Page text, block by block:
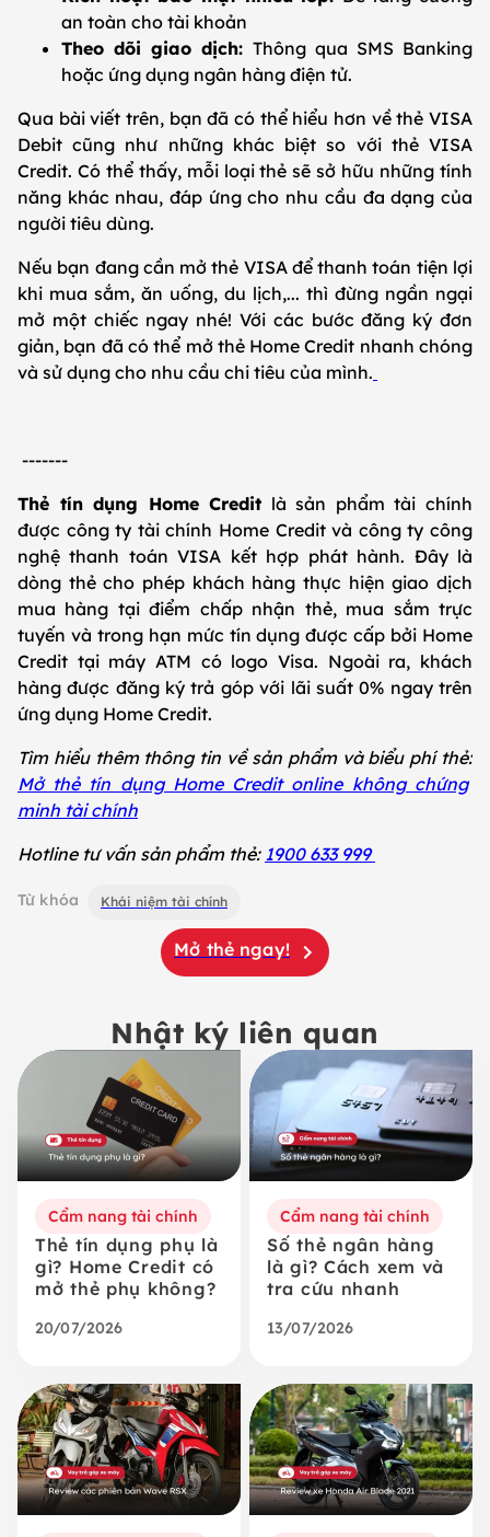
an toàn cho tài khoản
Theo dõi giao dịch: Thông qua SMS Banking
hoặc ứng dụng ngân hàng điện tử.
Qua bài viết trên, bạn đã có thể hiểu hơn về thẻ VISA
Debit cũng như những khác biệt so với thẻ VISA
Credit. Có thể thấy, mỗi loại thẻ sẽ sở hữu những tính
năng khác nhau, đáp ứng cho nhu cầu đa dạng của
người tiêu dùng.
Nếu bạn đang cần mở thẻ VISA để thanh toán tiện lợi
khi mua sắm, ăn uống, du lịch,... thì đừng ngần ngại
mở một chiếc ngay nhé! Với các bước đăng ký đơn
giản, bạn đã có thể mở thẻ Home Credit nhanh chóng
và sử dụng cho nhu cầu chi tiêu của mình.
-------
Thẻ tín dụng Home Credit là sản phẩm tài chính
được công ty tài chính Home Credit và công ty công
nghệ thanh toán VISA kết hợp phát hành. Đây là
dòng thẻ cho phép khách hàng thực hiện giao dịch
mua hàng tại điểm chấp nhận thẻ, mua sắm trực
tuyến và trong hạn mức tín dụng được cấp bởi Home
Credit tại máy ATM có logo Visa. Ngoài ra, khách
hàng được đăng ký trả góp với lãi suất 0% ngay trên
ứng dụng Home Credit.
Tìm hiểu thêm thông tin về sản phẩm và biểu phí thẻ:
Mở thẻ tín dụng Home Credit online không chứng
minh tài chính
Hotline tư vấn sản phẩm thẻ: 1900 633 999
Từ khóa Khái niệm tài chính
Mở thẻ ngay!
Nhật ký liên quan
Cẩm nang tài chính
Thẻ tín dụng phụ là
gì? Home Credit có
mở thẻ phụ không?
20/07/2026
Cẩm nang tài chính
Số thẻ ngân hàng
là gì? Cách xem và
tra cứu nhanh
13/07/2026